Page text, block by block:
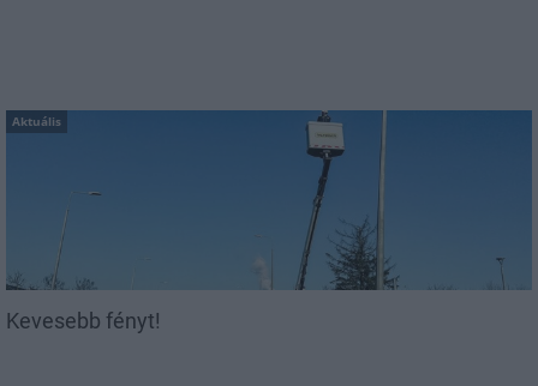
Aktuális
Kevesebb fényt!